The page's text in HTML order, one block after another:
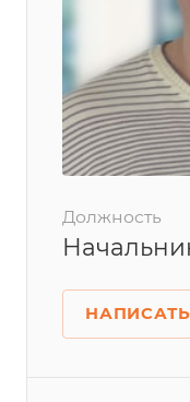
Должность